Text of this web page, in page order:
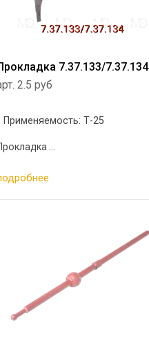
7.37.133/7.37.134
2.5 руб
Применяемость: Т-25
...